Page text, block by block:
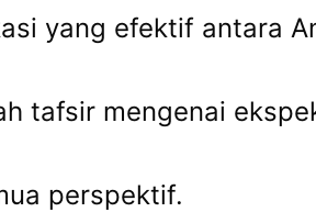
yang efektif antara
tafsir mengenai
perspektif.